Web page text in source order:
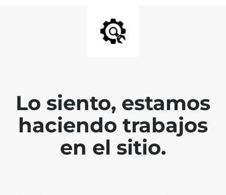
Lo siento, estamos
haciendo trabajos
en el sitio.